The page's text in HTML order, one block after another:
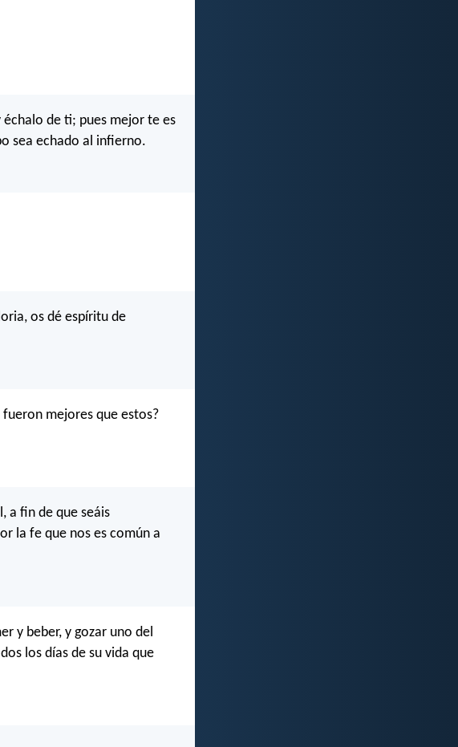
de ti; pues mejor te es
sea echado al infierno.
os dé espíritu de
fueron mejores que estos?
a fin de que seáis
la fe que nos es común a
y beber, y gozar uno del
los días de su vida que